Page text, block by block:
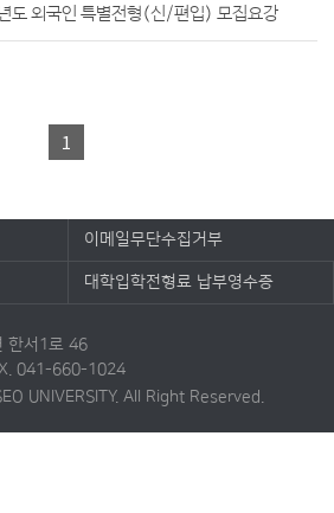
도 외국인 특별전형(신/편입) 모집요강
1
이메일무단수집거부
대학입학전형료 납부영수증
한서1로 46
041-660-1024
UNIVERSITY. All Right Reserved.